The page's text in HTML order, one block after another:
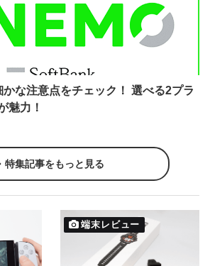
な注意点をチェック！ 選べる2プラ
魅力！
特集記事をもっと見る
端末レビュー